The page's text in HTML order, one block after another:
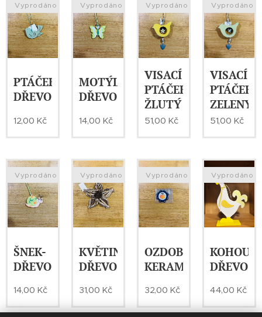
PTÁČEK-
DŘEVO
Vyprodáno
12,00 Kč
MOTÝL-
DŘEVO
Vyprodáno
14,00 Kč
VISACÍ
PTÁČEK-
ŽLUTÝ
Vyprodáno
51,00 Kč
VISACÍ
PTÁČEK-
ZELENÝ
Vyprodáno
51,00 Kč
ŠNEK-
DŘEVO
Vyprodáno
14,00 Kč
KVĚTINA-
DŘEVO
Vyprodáno
31,00 Kč
OZDOBA-
KERAMIKA
Vyprodáno
32,00 Kč
KOHOU-
DŘEVO
Vyprodáno
44,00 Kč